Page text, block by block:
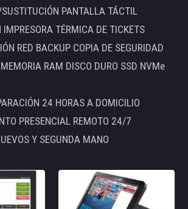
SUSTITUCIÓN PANTALLA TÁCTIL
TÉRMICA DE TICKETS
RED BACKUP COPIA DE SEGURIDAD
RAM DISCO DURO SSD NVMe
24 HORAS A DOMICILIO
PRESENCIAL REMOTO 24/7
Y SEGUNDA MANO